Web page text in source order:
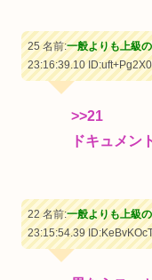
25 名前:一般よりも上級
23:16:39.10ID:uft+Pg2X0
>>21
ドキュメン
22 名前:一般よりも上級
23:15:54.39